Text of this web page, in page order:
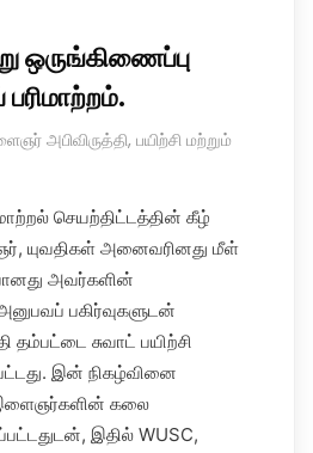
ஒருங்கிணைப்பு
அபிவிருத்தி, பயிற்சி மற்றும்
செயற்திட்டத்தின் கீழ்
யுவதிகள் அனைவரினது மீள்
அவர்களின்
பகிர்வுகளுடன்
தம்பட்டை சுவாட் பயிற்சி
இன் நிகழ்வினை
இளைஞர்களின் கலை
இதில் WUSC,